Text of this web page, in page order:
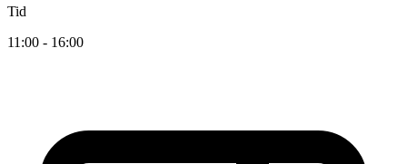
Tid
11:00 - 16:00